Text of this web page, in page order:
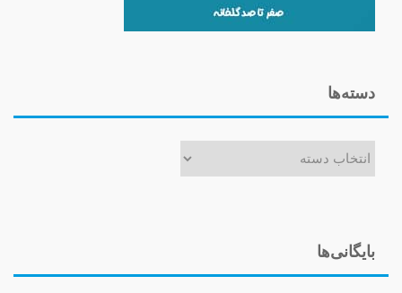
دسته‌ها
بایگانی‌ها